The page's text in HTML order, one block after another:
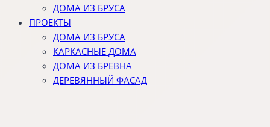
ДОМА ИЗ БРУСА
ПРОЕКТЫ
ДОМА ИЗ БРУСА
КАРКАСНЫЕ ДОМА
ДОМА ИЗ БРЕВНА
ДЕРЕВЯННЫЙ ФАСАД